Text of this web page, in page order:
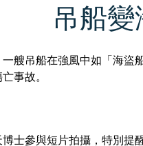
吊船變
艘吊船在強風中如「海
事故。
士參與短片拍攝，特別